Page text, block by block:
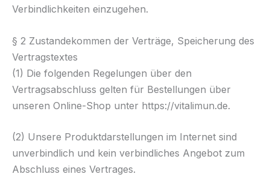
Verbindlichkeiten einzugehen.
§ 2 Zustandekommen der Verträge, Speicherung des
Vertragstextes
(1) Die folgenden Regelungen über den
Vertragsabschluss gelten für Bestellungen über
unseren Online-Shop unter https://vitalimun.de.
(2) Unsere Produktdarstellungen im Internet sind
unverbindlich und kein verbindliches Angebot zum
Abschluss eines Vertrages.